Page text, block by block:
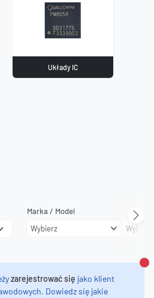
Układy IC
Marka / Model
Wybierz
Wybierz
zarejestrować się jako klient
Dowiedz się jakie